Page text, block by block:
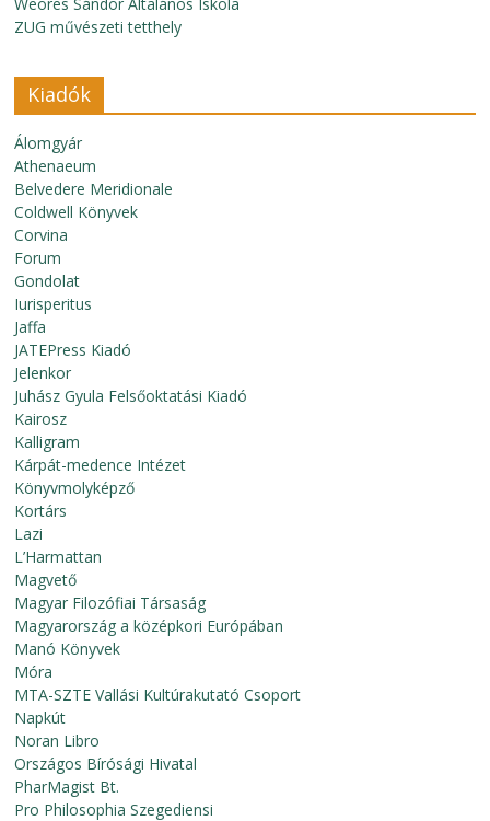
ZUG művészeti tetthely
Kiadók
Álomgyár
Athenaeum
Belvedere Meridionale
Coldwell Könyvek
Corvina
Forum
Gondolat
Iurisperitus
Jaffa
JATEPress Kiadó
Jelenkor
Juhász Gyula Felsőoktatási Kiadó
Kairosz
Kalligram
Kárpát-medence Intézet
Könyvmolyképző
Kortárs
Lazi
L’Harmattan
Magvető
Magyar Filozófiai Társaság
Magyarország a középkori Európában
Manó Könyvek
Móra
MTA-SZTE Vallási Kultúrakutató Csoport
Napkút
Noran Libro
Országos Bírósági Hivatal
PharMagist Bt.
Pro Philosophia Szegediensi